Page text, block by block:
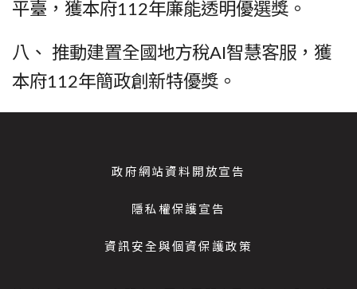
平臺，獲本府112年廉能透明優選獎。
八、 推動建置全國地方稅AI智慧客服，獲
本府112年簡政創新特優獎。
政府網站資料開放宣告
隱私權保護宣告
資訊安全與個資保護政策